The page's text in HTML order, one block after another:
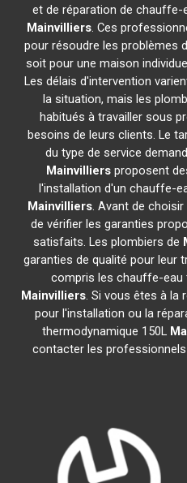
et de réparation de chauffe-
Mainvilliers. Ces
pour résoudre les problèmes
soit pour une maison
Les délais d'intervention
la situation, mais les
habitués à travailler sous
besoins de leurs clients. Le
du type de service
Mainvilliers proposent
l'installation d'un chauffe-
Mainvilliers. Avant de
de vérifier les garanties
satisfaits. Les plombiers de
garanties de qualité pour leur
compris les chauffe-eau
Mainvilliers. Si vous êtes à la
pour l'installation ou la
thermodynamique 150L
contacter les